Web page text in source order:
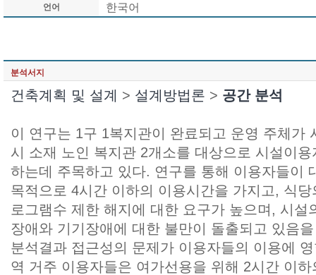
언어 한국어
분석서지
건축계획 및 설계 > 설계방법론 > 공간 분석
이 연구는 1구 1복지관이 완료되고 운영 주체가
시 소재 노인 복지관 2개소를 대상으로 시설이
하는데 주목하고 있다. 연구를 통해 이용자들이
목적으로 4시간 이하의 이용시간을 가지고, 식
로그램수 제한 해지에 대한 요구가 높으며, 시설
장애와 기기장애에 대한 불만이 돌출되고 있음
분석결과 접근성의 문제가 이용자들의 이용에
역 거주 이용자들은 여가선용을 위해 2시간 이